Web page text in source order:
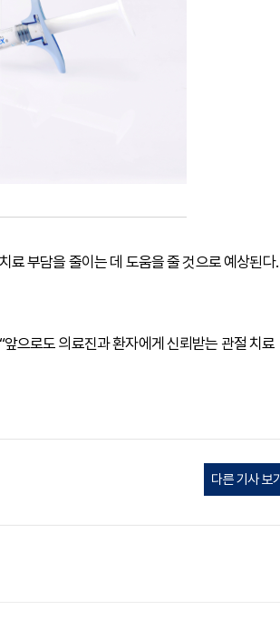
료 부담을 줄이는 데 도움을 줄 것으로 예상된다.
으로도 의료진과 환자에게 신뢰받는 관절 치료
다른 기사 보기